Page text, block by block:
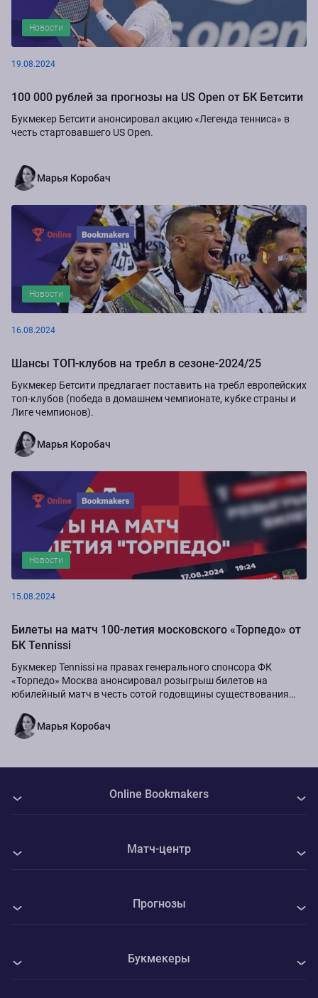
Новости
19.08.2024
100 000 рублей за прогнозы на US Open от БК Бетсити
Букмекер Бетсити анонсировал акцию «Легенда тенниса» в
честь стартовавшего US Open.
Марья Коробач
Новости
16.08.2024
Шансы ТОП-клубов на требл в сезоне-2024/25
Букмекер Бетсити предлагает поставить на требл европейских
топ-клубов (победа в домашнем чемпионате, кубке страны и
Лиге чемпионов).
Марья Коробач
Новости
15.08.2024
Билеты на матч 100-летия московского «Торпедо» от
БК Tennissi
Букмекер Tennissi на правах генерального спонсора ФК
«Торпедо» Москва анонсировал розыгрыш билетов на
юбилейный матч в честь сотой годовщины существования
Марья Коробач
Букмекеры
Прогнозы
Матч-центр
КуПС - Университатя Крайова
Online Bookmakers
Контакты
Конфиденциальность